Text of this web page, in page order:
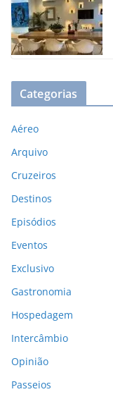
Categorias
Aéreo
Arquivo
Cruzeiros
Destinos
Episódios
Eventos
Exclusivo
Gastronomia
Hospedagem
Intercâmbio
Opinião
Passeios